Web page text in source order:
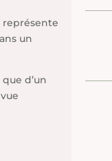
représente
un
d’un